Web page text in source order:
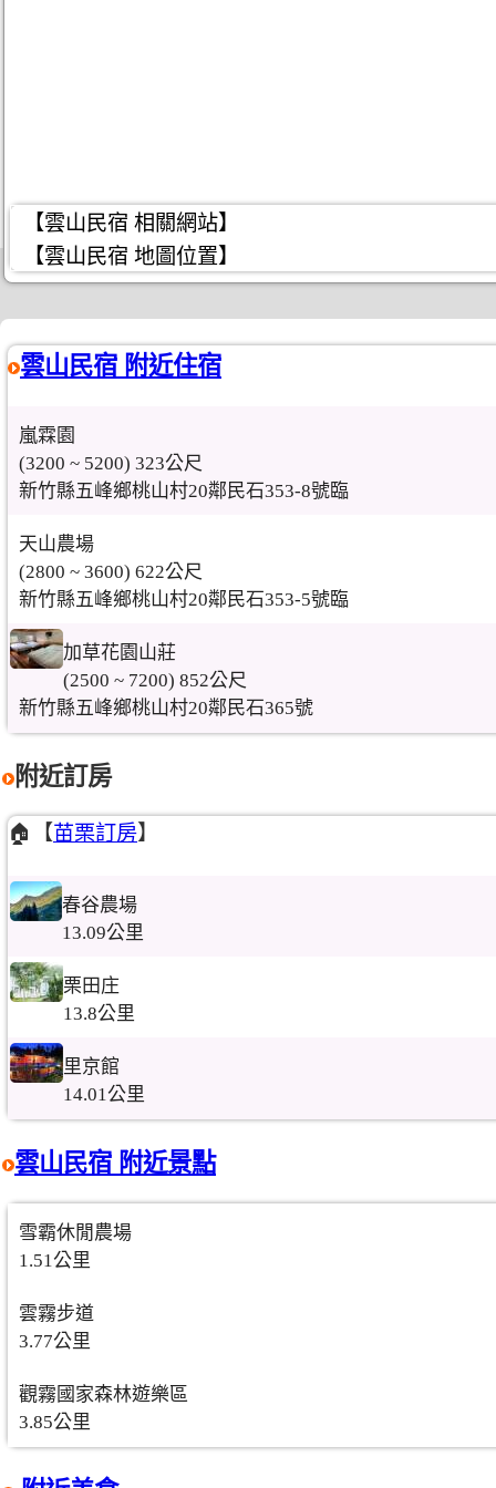
【雲山民宿 相關網站】
【雲山民宿 地圖位置】
雲山民宿 附近住宿
嵐霖園
(3200 ~ 5200) 323公尺
新竹縣五峰鄉桃山村20鄰民石353-8號臨
天山農場
(2800 ~ 3600) 622公尺
新竹縣五峰鄉桃山村20鄰民石353-5號臨
加草花園山莊
(2500 ~ 7200) 852公尺
新竹縣五峰鄉桃山村20鄰民石365號
附近訂房
🏠【苗栗訂房】
春谷農場
13.09公里
栗田庄
13.8公里
里京館
14.01公里
雲山民宿 附近景點
雪霸休閒農場
1.51公里
雲霧步道
3.77公里
觀霧國家森林遊樂區
3.85公里